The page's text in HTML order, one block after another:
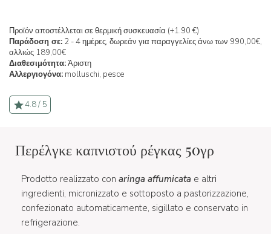
Προϊόν αποστέλλεται σε θερμική συσκευασία (+1.90 €)
Παράδοση σε: 2 - 4 ημέρες, δωρεάν για παραγγελίες άνω των 990,00€,
αλλιώς 189,00€
Διαθεσιμότητα:Άριστη
Αλλεργιογόνα: molluschi, pesce
4.8 / 5
Περέλγκε καπνιστού ρέγκας 50γρ
Prodotto realizzato con aringa affumicata e altri
ingredienti, micronizzato e sottoposto a pastorizzazione,
confezionato automaticamente, sigillato e conservato in
refrigerazione.